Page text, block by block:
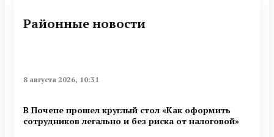
Районные новости
8 августа 2026, 10:31
В Почепе прошел круглый стол «Как оформить
сотрудников легально и без риска от налоговой»